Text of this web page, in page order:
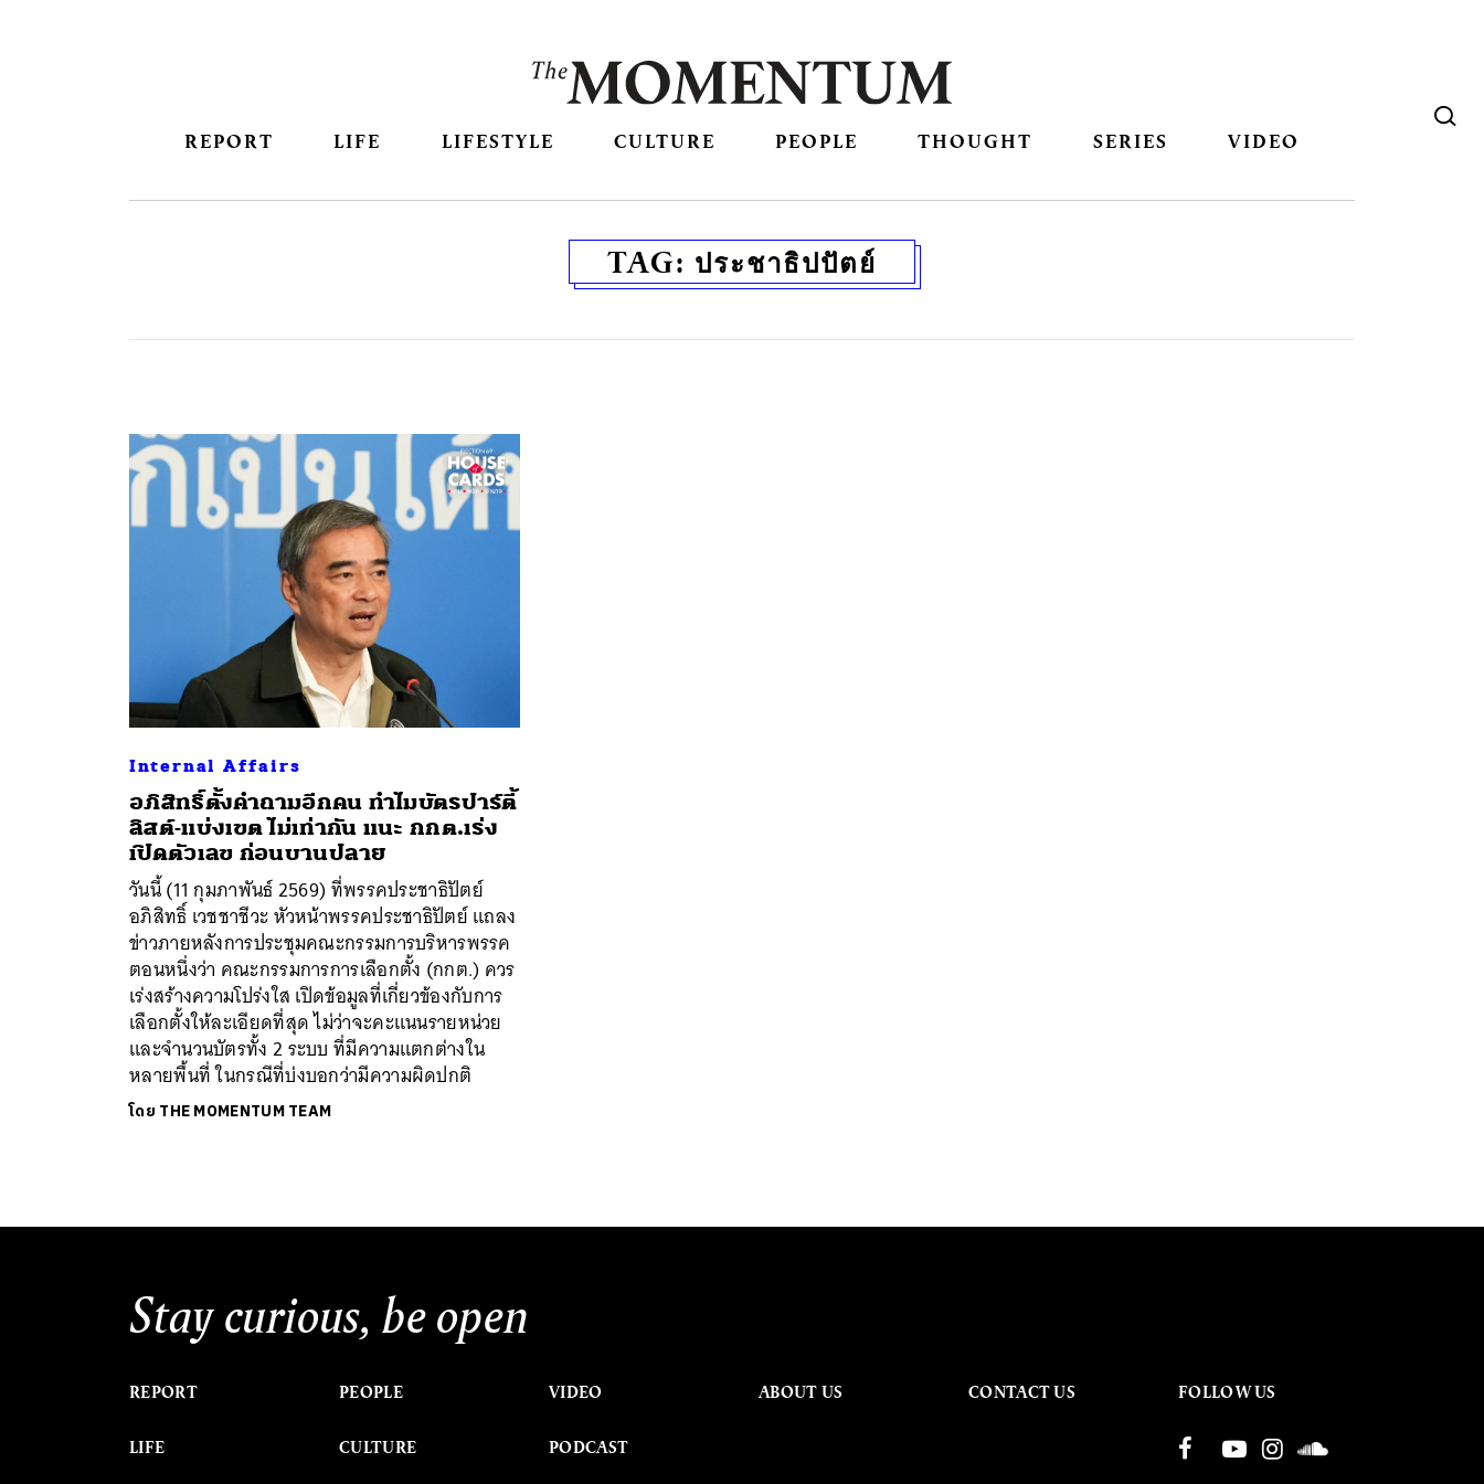
REPORT LIFE LIFESTYLE CULTURE PEOPLE THOUGHT SERIES VIDEO
TAG: ประชาธิปปัตย์
Internal Affairs
อภิสิทธิ์ตั้งคำถามอีกคน ทำไมบัตรปาร์ตี้
ลิสต์-แบ่งเขต ไม่เท่ากัน แนะ กกต.เร่ง
เปิดตัวเลข ก่อนบานปลาย
วันนี้ (11 กุมภาพันธ์ 2569) ที่พรรคประชาธิปัตย์
อภิสิทธิ์ เวชชาชีวะ หัวหน้าพรรคประชาธิปัตย์ แถลง
ข่าวภายหลังการประชุมคณะกรรมการบริหารพรรค
ตอนหนึ่งว่า คณะกรรมการการเลือกตั้ง (กกต.) ควร
เร่งสร้างความโปร่งใส เปิดข้อมูลที่เกี่ยวข้องกับการ
เลือกตั้งให้ละเอียดที่สุด ไม่ว่าจะคะแนนรายหน่วย
และจำนวนบัตรทั้ง 2 ระบบ ที่มีความแตกต่างใน
หลายพื้นที่ ในกรณีที่บ่งบอกว่ามีความผิดปกติ
โดย THE MOMENTUM TEAM
Stay curious, be open
REPORT
LIFE
PEOPLE
CULTURE
VIDEO
PODCAST
ABOUT US CONTACT US FOLLOW US
ค้นหา